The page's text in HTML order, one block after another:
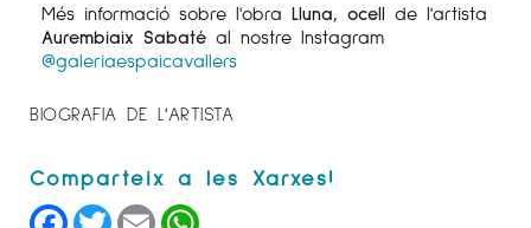
Més informació sobre l'obra Lluna, ocell de l'artista
Aurembiaix Sabaté al nostre Instagram
@galeriaespaicavallers
BIOGRAFIA DE L'ARTISTA
Facebook
TwitterEmail